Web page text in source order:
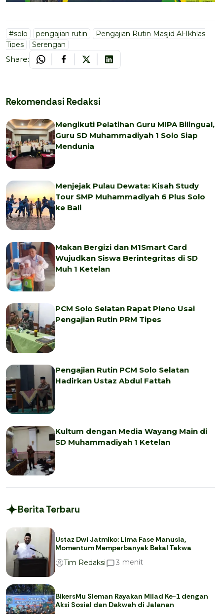
#solo pengajian rutin
Pengajian Rutin Masjid Al-Ikhlas
Tipes
Serengan
Share:
Rekomendasi Redaksi
Mengikuti Pelatihan Guru MIPA Bilingual,
Guru SD Muhammadiyah 1 Solo Siap
Mendunia
Menjejak Pulau Dewata: Kisah Study
Tour SMP Muhammadiyah 6 Plus Solo
ke Bali
Makan Bergizi dan M1Smart Card
Wujudkan Siswa Berintegritas di SD
Muh 1 Ketelan
PCM Solo Selatan Rapat Pleno Usai
Pengajian Rutin PRM Tipes
Pengajian Rutin PCM Solo Selatan
Hadirkan Ustaz Abdul Fattah
Kultum dengan Media Wayang Main di
SD Muhammadiyah 1 Ketelan
Berita Terbaru
Ustaz Dwi Jatmiko: Lima Fase Manusia,
Momentum Memperbanyak Bekal Takwa
Tim Redaksi
3 menit
BikersMu Sleman Rayakan Milad Ke-1 dengan
Aksi Sosial dan Dakwah di Jalanan